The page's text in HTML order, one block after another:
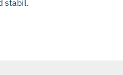
stabil.